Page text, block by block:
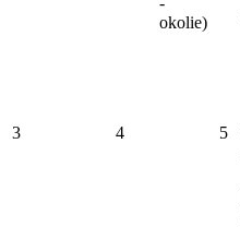
okolie)
3 4 5